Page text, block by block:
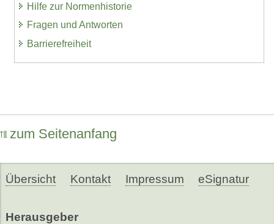
Hilfe zur Normenhistorie
Fragen und Antworten
Barrierefreiheit
zum Seitenanfang
Übersicht Kontakt Impressum eSignatur
Herausgeber